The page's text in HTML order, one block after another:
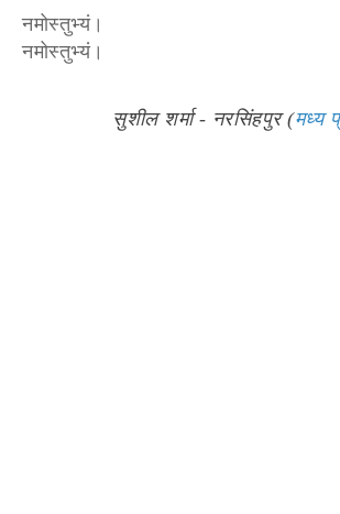
नमोस्तुभ्यं।
नमोस्तुभ्यं।
सुशील शर्मा - नरसिंहपुर (मध्य